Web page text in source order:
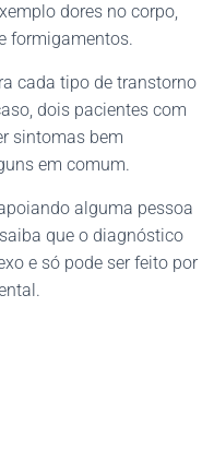
dores no corpo,
formigamentos.
cada tipo de transtorno
dois pacientes com
sintomas bem
em comum.
alguma pessoa
que o diagnóstico
e só pode ser feito por